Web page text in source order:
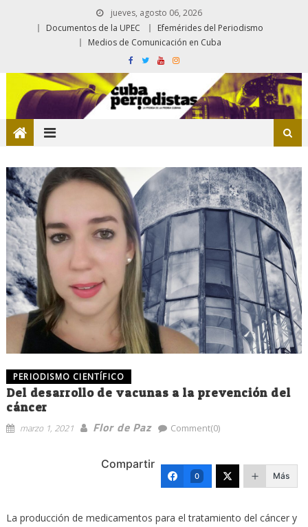
jueves, agosto 06, 2026
Documentos de la UPEC
Efemérides del Periodismo
Medios de Comunicación en Cuba
PERIODISMO CIENTÍFICO
Del desarrollo de vacunas a la prevención del
cáncer
marzo 1, 2021 Flor de Paz Comment(0)
Compartir
0 Más
La producción de medicamentos para el tratamiento del cáncer y